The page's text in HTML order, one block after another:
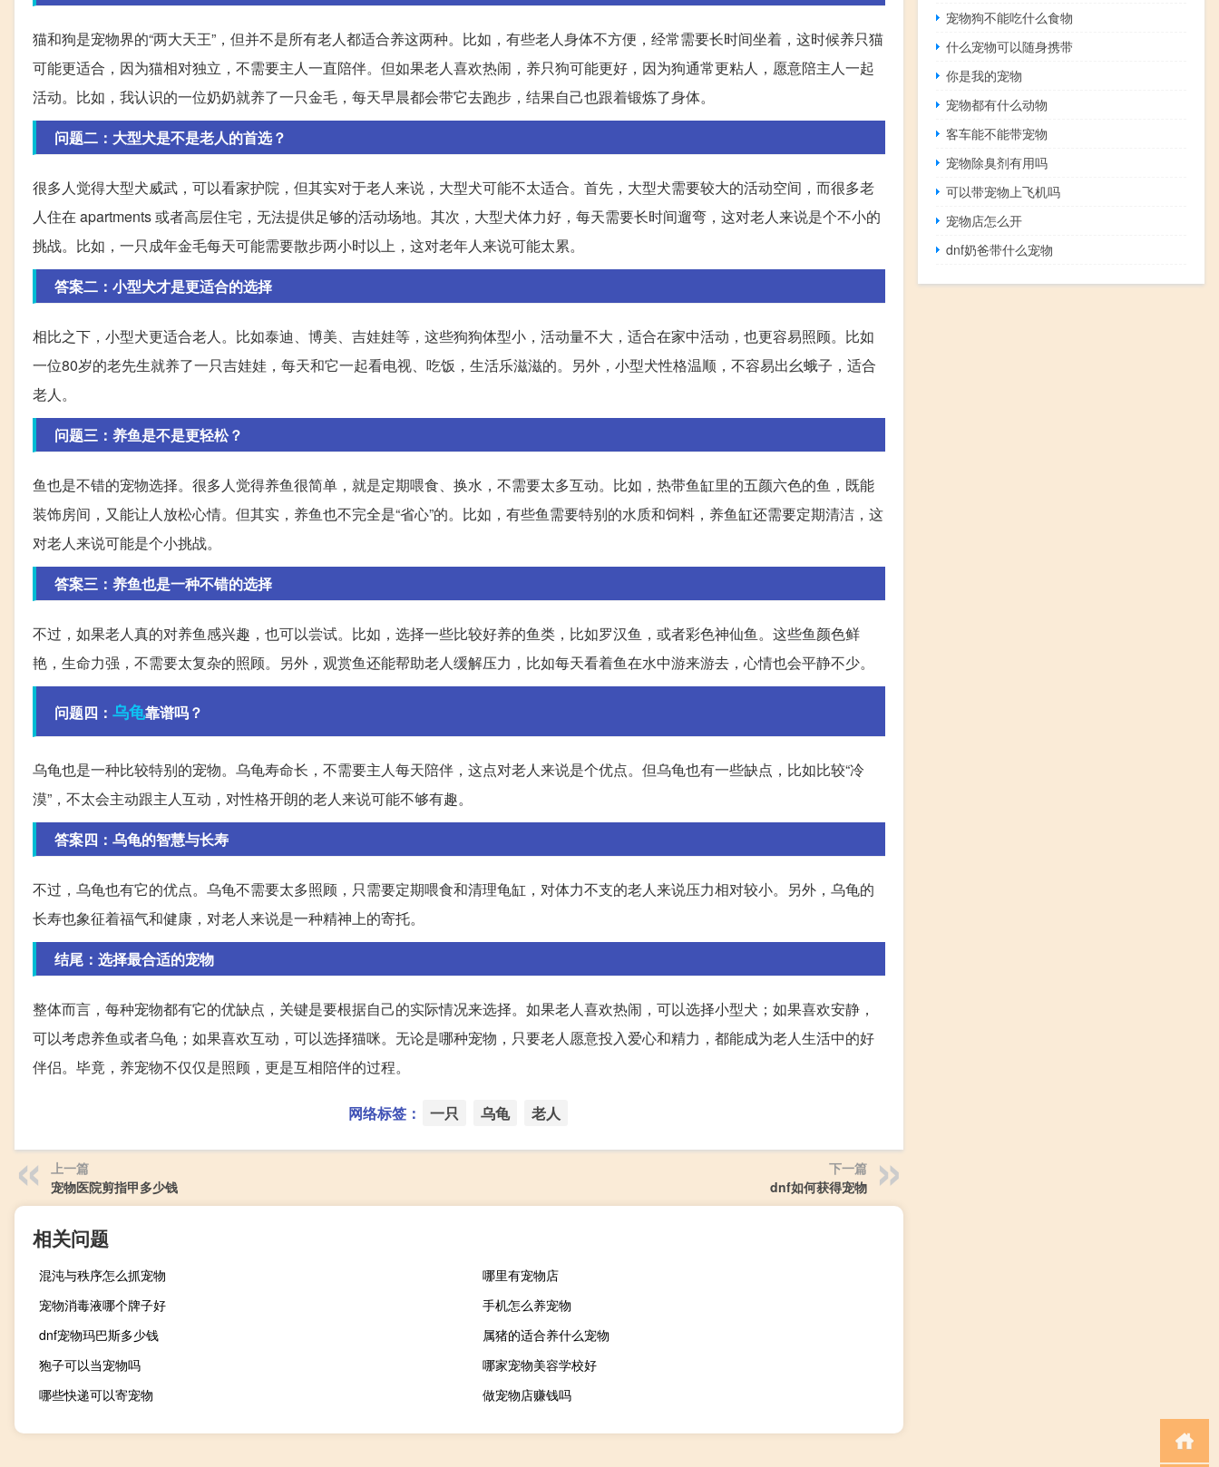
猫和狗是宠物界的“两大天王”，但并不是所有老人都适合养这两种。比如，有些老人身体不方便，经常需要长时间坐着，这时候养只猫
可能更适合，因为猫相对独立，不需要主人一直陪伴。但如果老人喜欢热闹，养只狗可能更好，因为狗通常更粘人，愿意陪主人一起
活动。比如，我认识的一位奶奶就养了一只金毛，每天早晨都会带它去跑步，结果自己也跟着锻炼了身体。
问题二：大型犬是不是老人的首选？
很多人觉得大型犬威武，可以看家护院，但其实对于老人来说，大型犬可能不太适合。首先，大型犬需要较大的活动空间，而很多老
人住在 apartments 或者高层住宅，无法提供足够的活动场地。其次，大型犬体力好，每天需要长时间遛弯，这对老人来说是个不小的
挑战。比如，一只成年金毛每天可能需要散步两小时以上，这对老年人来说可能太累。
答案二：小型犬才是更适合的选择
相比之下，小型犬更适合老人。比如泰迪、博美、吉娃娃等，这些狗狗体型小，活动量不大，适合在家中活动，也更容易照顾。比如
一位80岁的老先生就养了一只吉娃娃，每天和它一起看电视、吃饭，生活乐滋滋的。另外，小型犬性格温顺，不容易出幺蛾子，适合
老人。
问题三：养鱼是不是更轻松？
鱼也是不错的宠物选择。很多人觉得养鱼很简单，就是定期喂食、换水，不需要太多互动。比如，热带鱼缸里的五颜六色的鱼，既能
装饰房间，又能让人放松心情。但其实，养鱼也不完全是“省心”的。比如，有些鱼需要特别的水质和饲料，养鱼缸还需要定期清洁，这
对老人来说可能是个小挑战。
答案三：养鱼也是一种不错的选择
不过，如果老人真的对养鱼感兴趣，也可以尝试。比如，选择一些比较好养的鱼类，比如罗汉鱼，或者彩色神仙鱼。这些鱼颜色鲜
艳，生命力强，不需要太复杂的照顾。另外，观赏鱼还能帮助老人缓解压力，比如每天看着鱼在水中游来游去，心情也会平静不少。
问题四： 乌龟靠谱吗？
乌龟也是一种比较特别的宠物。乌龟寿命长，不需要主人每天陪伴，这点对老人来说是个优点。但乌龟也有一些缺点，比如比较“冷
漠”，不太会主动跟主人互动，对性格开朗的老人来说可能不够有趣。
答案四：乌龟的智慧与长寿
不过，乌龟也有它的优点。乌龟不需要太多照顾，只需要定期喂食和清理龟缸，对体力不支的老人来说压力相对较小。另外，乌龟的
长寿也象征着福气和健康，对老人来说是一种精神上的寄托。
结尾：选择最合适的宠物
整体而言，每种宠物都有它的优缺点，关键是要根据自己的实际情况来选择。如果老人喜欢热闹，可以选择小型犬；如果喜欢安静，
可以考虑养鱼或者乌龟；如果喜欢互动，可以选择猫咪。无论是哪种宠物，只要老人愿意投入爱心和精力，都能成为老人生活中的好
伴侣。毕竟，养宠物不仅仅是照顾，更是互相陪伴的过程。
网络标签： 一只 乌龟 老人
上一篇
宠物医院剪指甲多少钱
下一篇
dnf如何获得宠物
相关问题
混沌与秩序怎么抓宠物
哪里有宠物店
宠物消毒液哪个牌子好
手机怎么养宠物
dnf宠物玛巴斯多少钱
属猪的适合养什么宠物
狍子可以当宠物吗
哪家宠物美容学校好
哪些快递可以寄宠物
做宠物店赚钱吗
宠物狗不能吃什么食物
什么宠物可以随身携带
你是我的宠物
宠物都有什么动物
客车能不能带宠物
宠物除臭剂有用吗
可以带宠物上飞机吗
宠物店怎么开
dnf奶爸带什么宠物